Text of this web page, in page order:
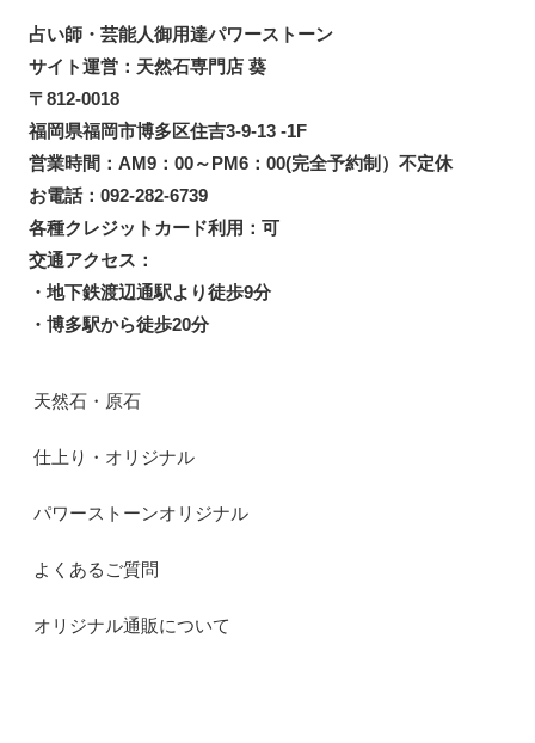
占い師・芸能人御用達パワーストーン
サイト運営：天然石専門店 葵
〒812-0018
福岡県福岡市博多区住吉3-9-13 -1F
営業時間：AM9：00～PM6：00(完全予約制）不定休
お電話：092-282-6739
各種クレジットカード利用：可
交通アクセス：
・地下鉄渡辺通駅より徒歩9分
・博多駅から徒歩20分
天然石・原石
仕上り・オリジナル
パワーストーンオリジナル
よくあるご質問
オリジナル通販について